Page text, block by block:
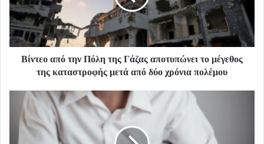
Βίντεο από την Πόλη της Γάζας αποτυπώνει το μέγεθος
της καταστροφής μετά από δύο χρόνια πολέμου